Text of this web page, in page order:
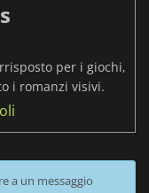
per i giochi,
i romanzi visivi.
a un messaggio